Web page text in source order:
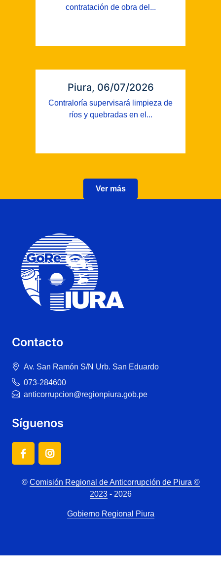
contratación de obra del...
Piura, 06/07/2026
Contraloría supervisará limpieza de
ríos y quebradas en el...
Ver más
Contacto
Av. San Ramón S/N Urb. San Eduardo
073-284600
anticorrupcion@regionpiura.gob.pe
Síguenos
© Comisión Regional de Anticorrupción de Piura ©
2023- 2026
Gobierno Regional Piura